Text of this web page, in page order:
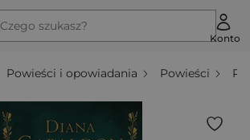
Czego szukasz?
Konto
Powieści i opowiadania Powieści